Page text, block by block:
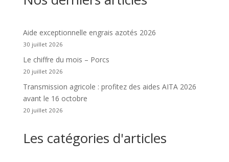
Aide exceptionnelle engrais azotés 2026
30 juillet 2026
Le chiffre du mois – Porcs
20 juillet 2026
Transmission agricole : profitez des aides AITA 2026
avant le 16 octobre
20 juillet 2026
Les catégories d'articles